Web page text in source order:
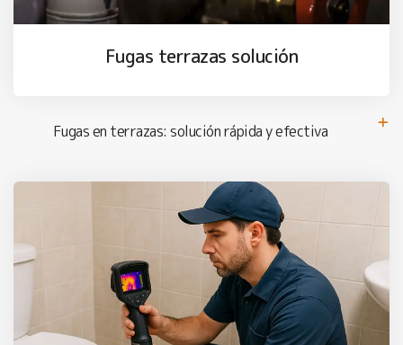
Fugas terrazas solución
Fugas en terrazas: solución rápida y efectiva